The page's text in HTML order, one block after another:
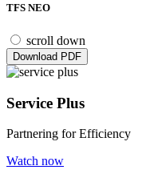
TFS NEO
scroll down
Download PDF
Service Plus
Partnering for Efficiency
Watch now